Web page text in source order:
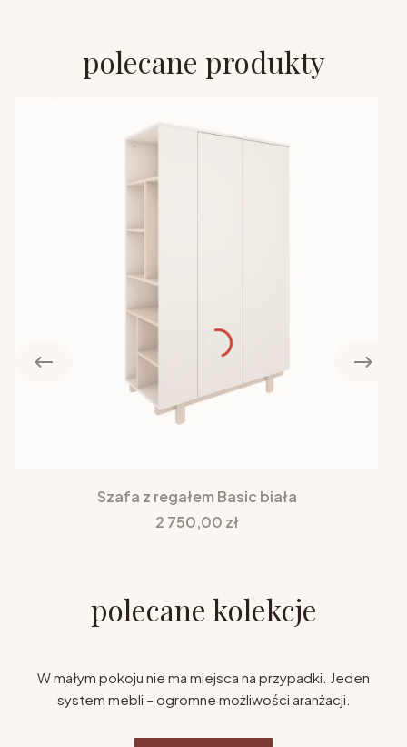
polecane produkty
Szafa z regałem Basic biała
Cena
2 750,00 zł
polecane kolekcje
W małym pokoju nie ma miejsca na przypadki. Jeden
system mebli – ogromne możliwości aranżacji.